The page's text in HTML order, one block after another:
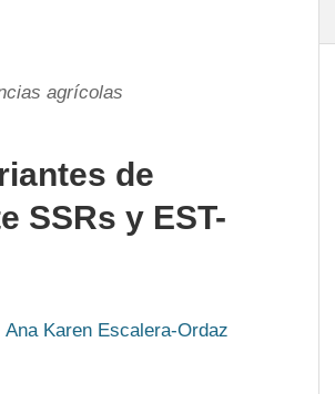
agrícolas
de
SSRs y EST-
Ana Karen Escalera-Ordaz